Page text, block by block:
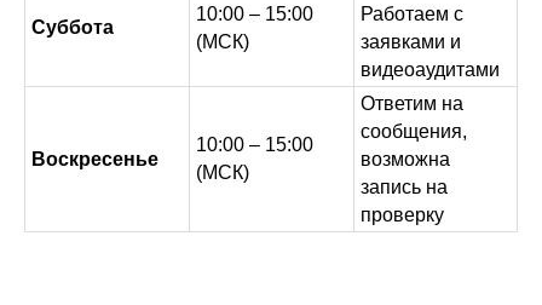
Суббота
10:00 – 15:00
(МСК)
Работаем с
заявками и
видеоаудитами
Воскресенье
10:00 – 15:00
(МСК)
Ответим на
сообщения,
возможна
запись на
проверку